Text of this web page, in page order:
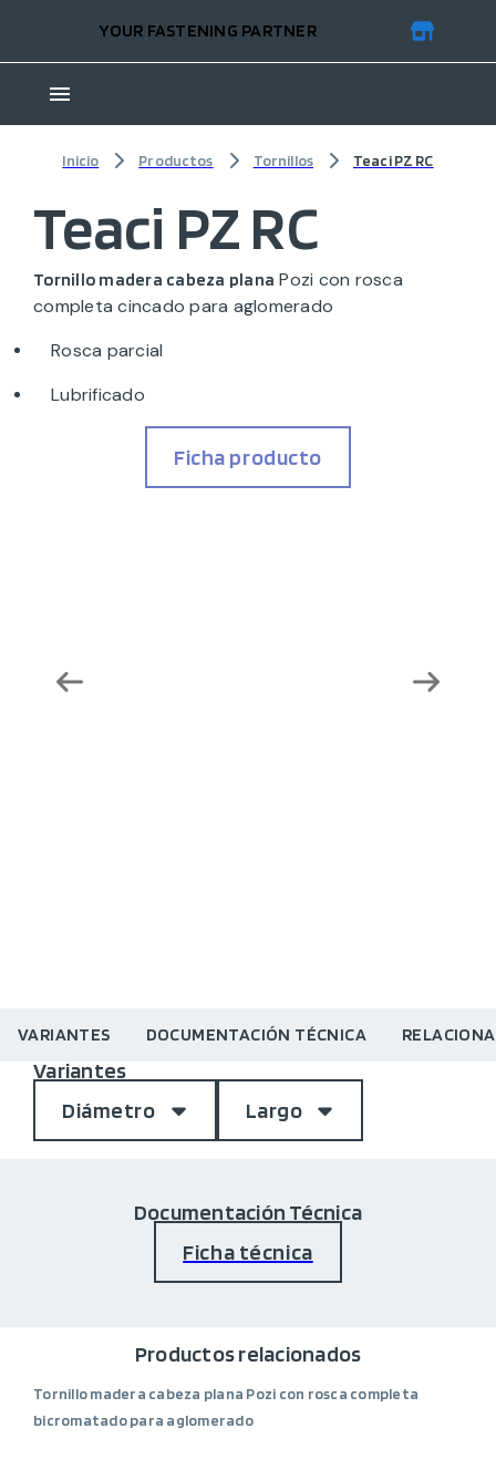
YOUR FASTENING PARTNER
Inicio Productos Tornillos Teaci PZ RC
Teaci PZ RC
Tornillo madera cabeza plana Pozi con rosca
completa cincado para aglomerado
Rosca parcial
Lubrificado
Ficha producto
VARIANTES DOCUMENTACIÓN TÉCNICA
Variantes
Diámetro
Largo
Documentación Técnica
Ficha técnica
Productos relacionados
Tornillo madera cabeza plana Pozi con rosca completa
bicromatado para aglomerado